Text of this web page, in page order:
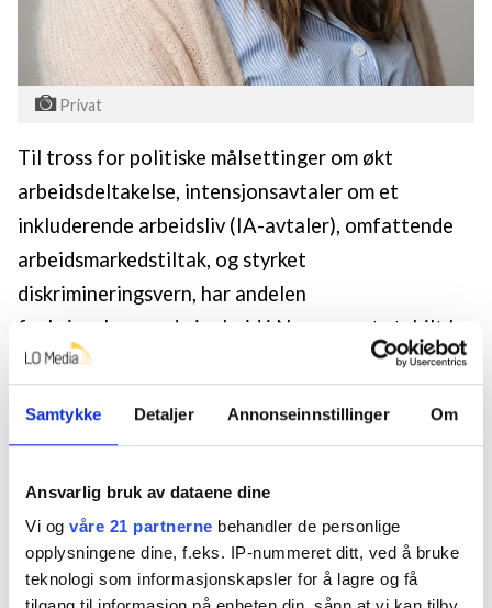
Samtykke Detaljer Annonseinnstillinger Om
Ansvarlig bruk av dataene dine
Vi og våre 21 partnerne behandler de personlige
opplysningene dine, f.eks. IP-nummeret ditt, ved å bruke
teknologi som informasjonskapsler for å lagre og få
Privat
Til tross for politiske målsettinger om økt
arbeidsdeltakelse, intensjonsavtaler om et
inkluderende arbeidsliv (IA-avtaler), omfattende
arbeidsmarkedstiltak, og styrket
diskrimineringsvern, har andelen
funksjonshemmede i arbeid i Norge vært stabilt lav
de siste 25 årene, om lag 30 prosentpoeng lavere
Denne avhandlingen retter oppmerksomheten mot
arbeidsgivere som portvoktere til arbeidslivet ved
å undersøke hvordan jobbsøkere med
funksjonsnedsettelser vurderes for ansettelse.
Den ser også på hvordan andre faktorer påvirker